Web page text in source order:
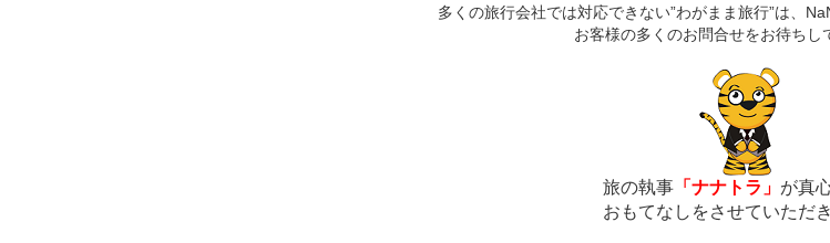
多くの旅行会社では対応できない”わがまま旅行”は、
お客様の多くのお問合せをお待ちし
旅の執事 「ナナトラ」 が真
おもてなしをさせていただき